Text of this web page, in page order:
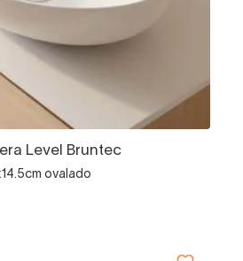
Level Bruntec
ovalado